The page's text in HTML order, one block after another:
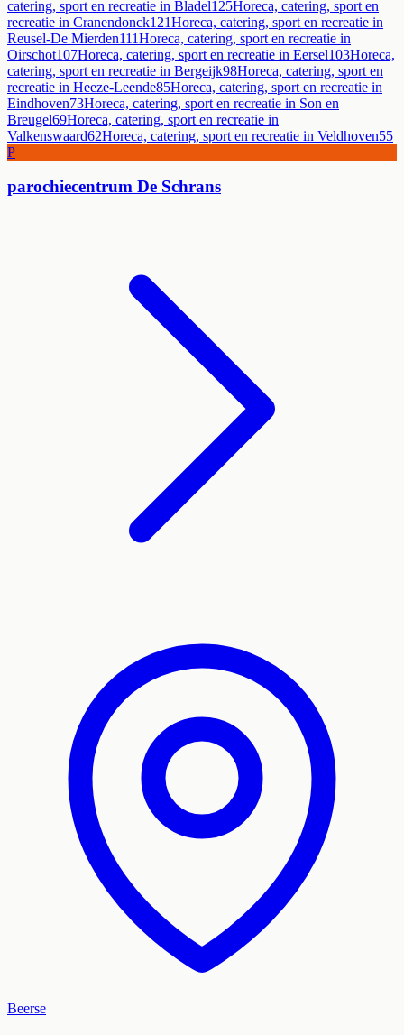
catering, sport en recreatie in Bladel125Horeca, catering, sport en
recreatie in Cranendonck121Horeca, catering, sport en recreatie in
Reusel-De Mierden111Horeca, catering, sport en recreatie in
Oirschot107Horeca, catering, sport en recreatie in Eersel103Horeca,
catering, sport en recreatie in Bergeijk98Horeca, catering, sport en
recreatie in Heeze-Leende85Horeca, catering, sport en recreatie in
Eindhoven73Horeca, catering, sport en recreatie in Son en
Breugel69Horeca, catering, sport en recreatie in
Valkenswaard62Horeca, catering, sport en recreatie in Veldhoven55
P
parochiecentrum De Schrans
Beerse